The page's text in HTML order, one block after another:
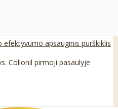
efektyvumo apsauginis purškiklis
Collonil pirmoji pasaulyje